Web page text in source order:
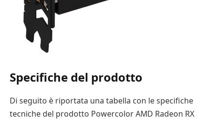
Specifiche del prodotto
Di seguito è riportata una tabella con le specifiche
tecniche del prodotto Powercolor AMD Radeon RX